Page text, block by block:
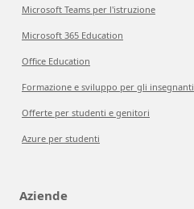
Microsoft Teams per l'istruzione
Microsoft 365 Education
Office Education
Formazione e sviluppo per gli insegnanti
Offerte per studenti e genitori
Azure per studenti
Aziende